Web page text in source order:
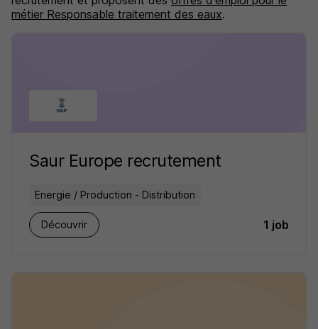
métier Responsable traitement des eaux.
Saur Europe recrutement
Energie / Production - Distribution
Découvrir 1 job